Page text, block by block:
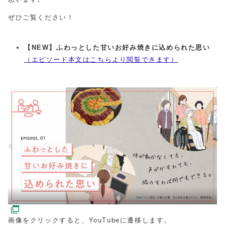
ぜひご覧ください！
【NEW】ふわっとした甘いお好み焼きに込められた思い
（エピソード本文はこちらより閲覧できます）
画像をクリックすると、YouTubeに遷移します。